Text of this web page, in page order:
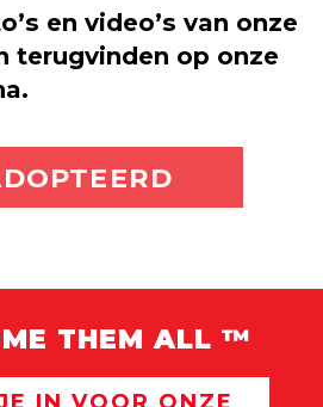
en video’s van onze
terugvinden op onze
MIJ
THEM ALL ™
IN VOOR ONZE